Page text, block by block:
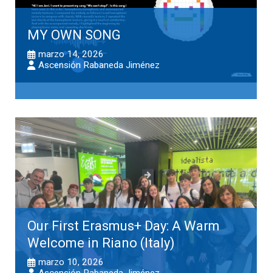
MY OWN SONG
marzo 14, 2026
Ascensión Rabaneda Jiménez
Our First Erasmus+ Day: A Warm
Welcome in Riano (Italy)
marzo 10, 2026